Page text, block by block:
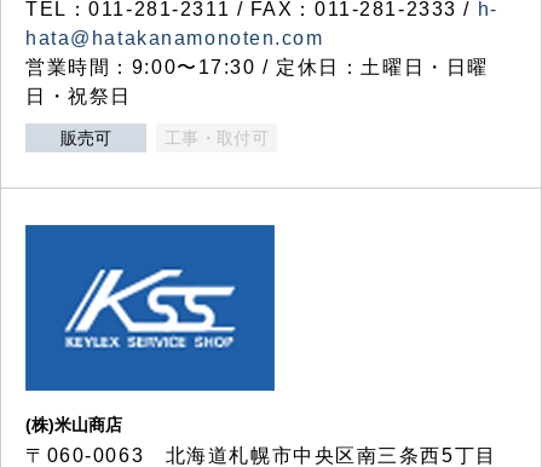
TEL：011-281-2311 / FAX：011-281-2333 / h-
hata@hatakanamonoten.com
営業時間：9:00〜17:30 / 定休日：土曜日・日曜
日・祝祭日
販売可 工事・取付可
(株)米山商店
〒060-0063 北海道札幌市中央区南三条西5丁目